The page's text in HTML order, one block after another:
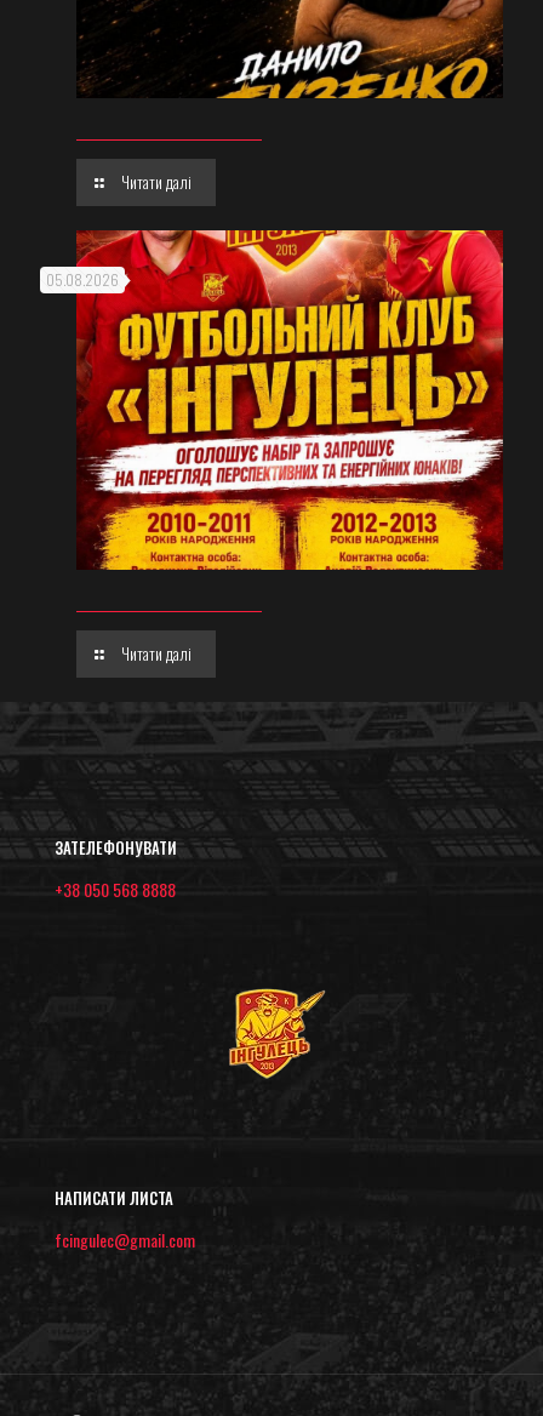
Читати далі
05.08.2026
Читати далі
ЗАТЕЛЕФОНУВАТИ
+38 050 568 8888
НАПИСАТИ ЛИСТА
fcingulec@gmail.com